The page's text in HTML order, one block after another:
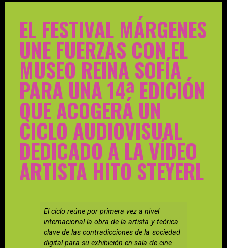
EL FESTIVAL MÁRGENES
UNE FUERZAS CON EL
MUSEO REINA SOFÍA
PARA UNA 14ª EDICIÓN
QUE ACOGERÁ UN
CICLO AUDIOVISUAL
DEDICADO A LA VÍDEO
ARTISTA HITO STEYERL
El ciclo reúne por primera vez a nivel
internacional la obra de la artista y teórica
clave de las contradicciones de la sociedad
digital para su exhibición en sala de cine